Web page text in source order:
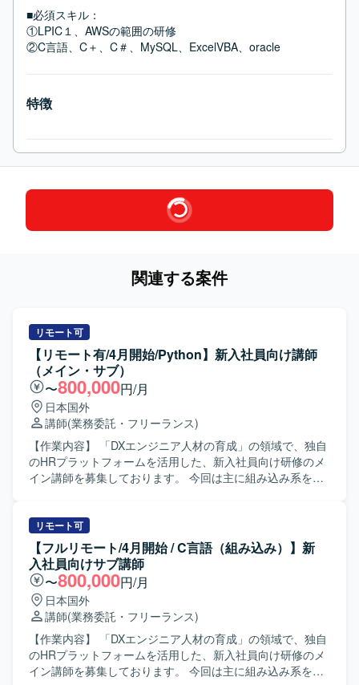
■必須スキル：
①LPIC１、AWSの範囲の研修
②C言語、C＋、C＃、MySQL、ExcelVBA、oracle
特徴
関連する案件
リモート可
【リモート有/4月開始/Python】新入社員向け講師
（メイン・サブ）
〜800,000円/月
日本国外
講師(業務委託・フリーランス)
【作業内容】 「DXエンジニア人材の育成」の領域で、独自
のHRプラットフォームを活用した、新入社員向け研修のメ
イン講師を募集しております。 今回は主に組み込み系をメ
度に応じたアダプティブラーニングを取り入れて運営して
いただきます。（プロダクト使用） ＜業務内容＞ ・研修準
備 ・朝礼/夕礼の参加 ・クライアント向けの振り返り資料の
作成（スライドで1,2ページ程度） ・受講生との1on1 ・講
義 ・研修全体のハンドリング ・全体向けの講義 ・進捗度合
いにより、講義内容の順番を変更するなどの臨機応変な対
応 ・教材のカスタマイズ ＜業務詳細＞ ■研修運営準備（報
酬は発生しませんのでご了承ください） ・4月開始前に30h
の準備時間が発生する想定です。 -研修で使用する教材（自
社プロダクト）などのキャッチアップ -講師としてのふるま
リモート可
【フルリモート/4月開始 / C言語（組み込み）】新
入社員向けサブ講師
〜800,000円/月
日本国外
講師(業務委託・フリーランス)
【作業内容】 「DXエンジニア人材の育成」の領域で、独自
のHRプラットフォームを活用した、新入社員向け研修のメ
イン講師を募集しております。 今回は主に組み込み系をメ